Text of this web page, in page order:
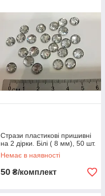
Стрази пластикові пришивні
на 2 дірки. Білі ( 8 мм), 50 шт.
Немає в наявності
50 ₴/комплект